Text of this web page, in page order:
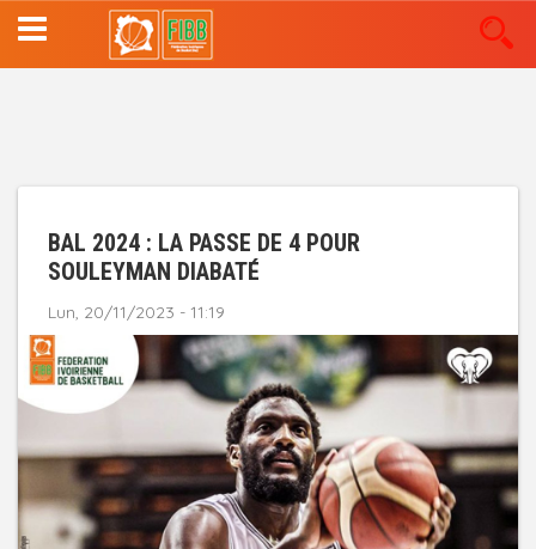
Aller
au
contenu
BAL 2024 : LA PASSE DE 4 POUR
SOULEYMAN DIABATÉ
Lun, 20/11/2023 - 11:19